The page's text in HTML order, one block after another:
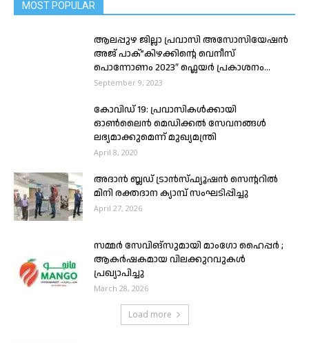
MOST POPULAR
ആലപ്പുഴ ജില്ലാ പ്രവാസി അസോസിയേഷൻ
അജ് പാക്”കിഴക്കിന്റെ വെനീസ്
പൊന്നോണം 2023″ ഫ്ലെയർ പ്രകാശനം...
September 9, 2023
കോവിഡ് 19: പ്രവാസികൾക്കായി
ഓൺലൈൻ മെഡിക്കല്‍ സേവനങ്ങൾ
ലഭ്യമാക്കുമെന്ന് മുഖ്യമന്ത്രി
April 8, 2020
അദാൻ ബ്ലഡ് ട്രാൻസ്ഫ്യൂഷൻ സെന്ററിൽ
മിനി രക്തദാന ക്യാമ്പ് സംഘടിപ്പിച്ചു
April 27, 2026
സമ്മർ സേവിങ്സുമായി മാംഗോ ഹൈപ്പർ ;
ആകർഷകമായ വിലക്കുറവുകൾ
പ്രഖ്യാപിച്ചു
March 28, 2026
Load more